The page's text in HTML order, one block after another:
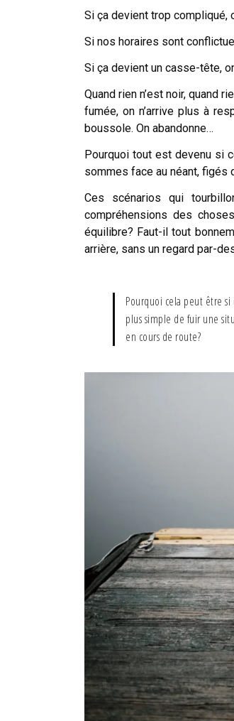
Si ça devient trop compliqué,
Si nos horaires sont
Si ça devient un casse-tête,
Quand rien n’est noir, quand
fumée, on n’arrive plus à
boussole. On abandonne…
Pourquoi tout est devenu si
sommes face au néant, figés
Ces scénarios qui
compréhensions des
équilibre? Faut-il tout
arrière, sans un regard par-
Pourquoi cela peut être
plus simple de fuir une
en cours de route?